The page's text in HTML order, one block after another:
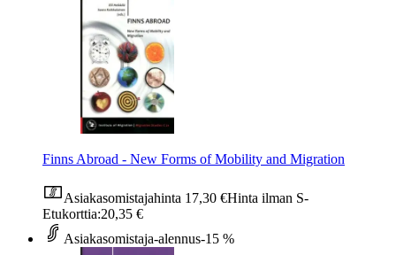
Finns Abroad - New Forms of Mobility and Migration
Asiakasomistajahinta 17,30 €Hinta ilman S-
Etukorttia:20,35 €
Asiakasomistaja-alennus-15 %